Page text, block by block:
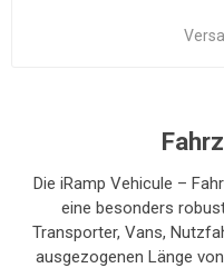
Die iRamp Vehicule –
eine besonders
Transporter, Vans,
ausgezogenen Länge